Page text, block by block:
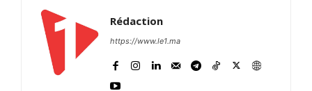
Rédaction
https://www.le1.ma